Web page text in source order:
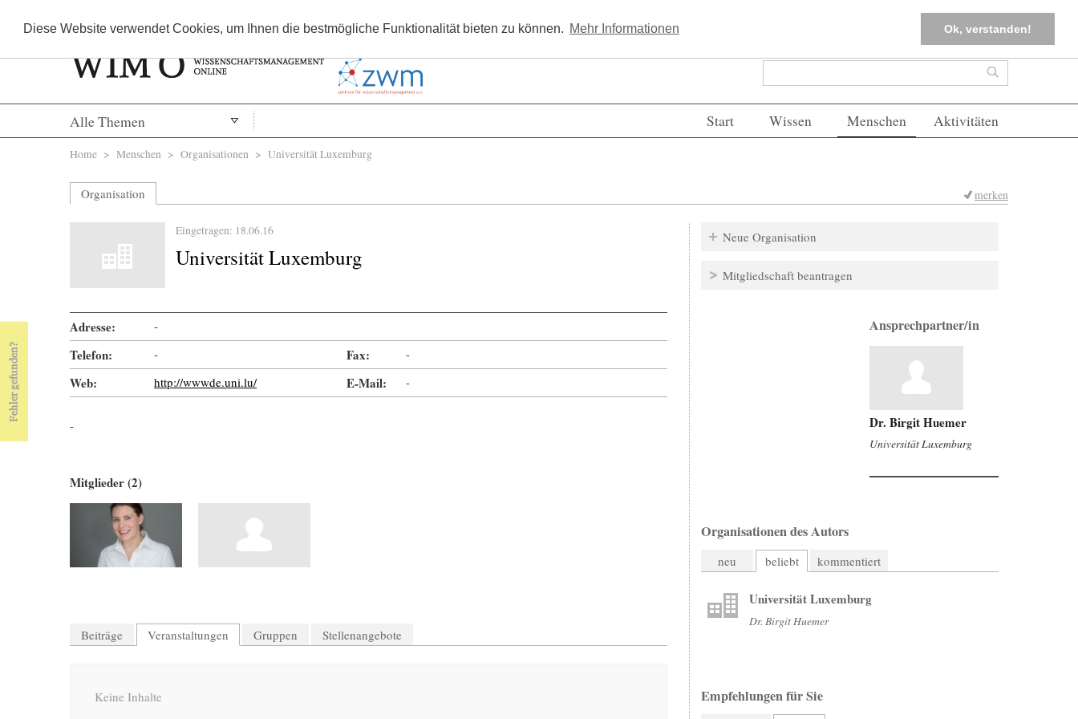
Diese Website verwendet Cookies, um Ihnen die bestmögliche Funktionalität bieten zu können. Mehr Informationen Ok, verstanden!
Kostenlos registrieren FAQs Einloggen
Suchformular Suche
Alle Themen Start Wissen Menschen Aktivitäten
Sie sind hier
Home > Menschen > Organisationen > Universität Luxemburg
Organisation merken
Eingetragen: 18.06.16
Universität Luxemburg
Adresse: -
Telefon: - Fax: -
Web: http://wwwde.uni.lu/ E-Mail: -
-
Mitglieder (2)
Beiträge Veranstaltungen Gruppen Stellenangebote
Keine Inhalte
Neue Organisation
Mitgliedschaft beantragen
Ansprechpartner/in
Dr. Birgit Huemer
Universität Luxemburg
Organisationen des Autors
neu beliebt kommentiert
Universität Luxemburg
Dr. Birgit Huemer
Empfehlungen für Sie